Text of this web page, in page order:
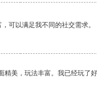
可以满足我不同的社交需求。
精美，玩法丰富。我已经玩了